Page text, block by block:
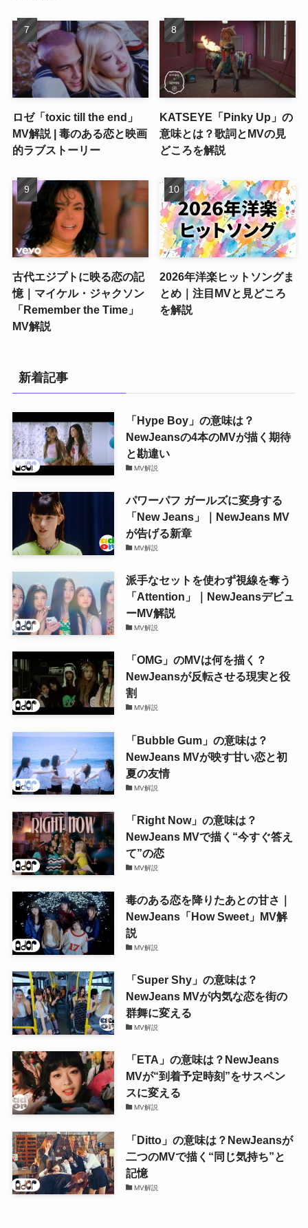
ロゼ「toxic till the end」
MV解説 | 毒のある恋と映画
的ラブストーリー
KATSEYE「Pinky Up」の
意味とは？歌詞とMVの見
どころを解説
古代エジプトに映る恋の記
憶｜マイケル・ジャクソン
「Remember the Time」
MV解説
2026年洋楽ヒットソングま
とめ｜注目MVと見どころ
を解説
新着記事
「Hype Boy」の意味は？
NewJeansの4本のMVが描く期待
と勘違い
MV解説
パワーパフ ガールズに変身する
「New Jeans」｜NewJeans MV
が告げる新章
MV解説
派手なセットを使わず視線を奪う
「Attention」｜NewJeansデビュ
ーMV解説
MV解説
「OMG」のMVは何を描く？
NewJeansが反転させる現実と役
割
MV解説
「Bubble Gum」の意味は？
NewJeans MVが映す甘い恋と初
夏の友情
MV解説
「Right Now」の意味は？
NewJeans MVで描く“今すぐ答え
て”の恋
MV解説
毒のある恋を降りたあとの甘さ｜
NewJeans「How Sweet」MV解
説
MV解説
「Super Shy」の意味は？
NewJeans MVが内気な恋を街の
群舞に変える
MV解説
「ETA」の意味は？NewJeans
MVが“到着予定時刻”をサスペン
スに変える
MV解説
「Ditto」の意味は？NewJeansが
二つのMVで描く“同じ気持ち”と
記憶
MV解説